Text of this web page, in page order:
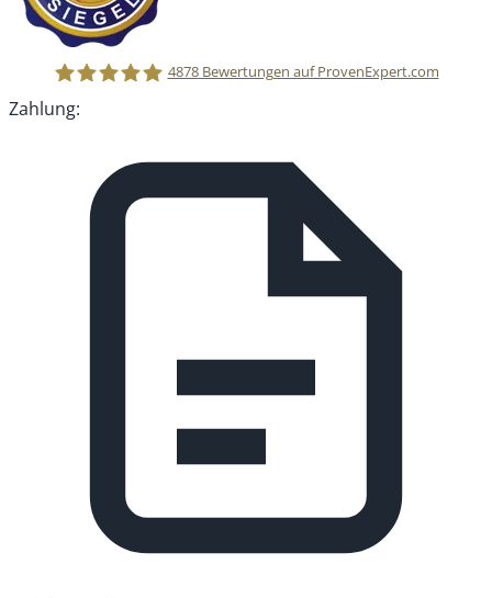
4878Bewertungen auf ProvenExpert.com
Zahlung: